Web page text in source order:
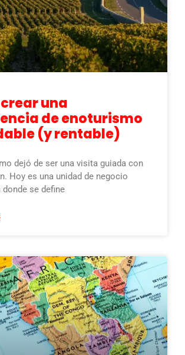
una
de enoturismo
(y rentable)
dejó de ser una visita guiada con
Hoy es una unidad de negocio
se define